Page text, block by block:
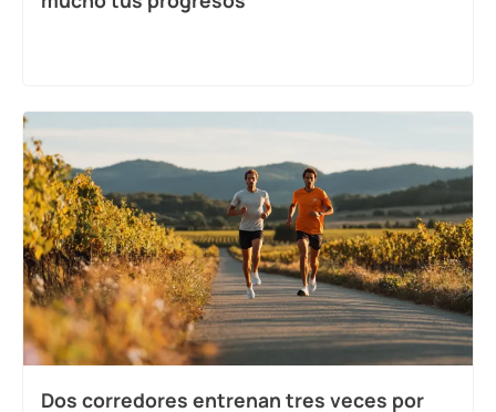
Dos corredores entrenan tres veces por